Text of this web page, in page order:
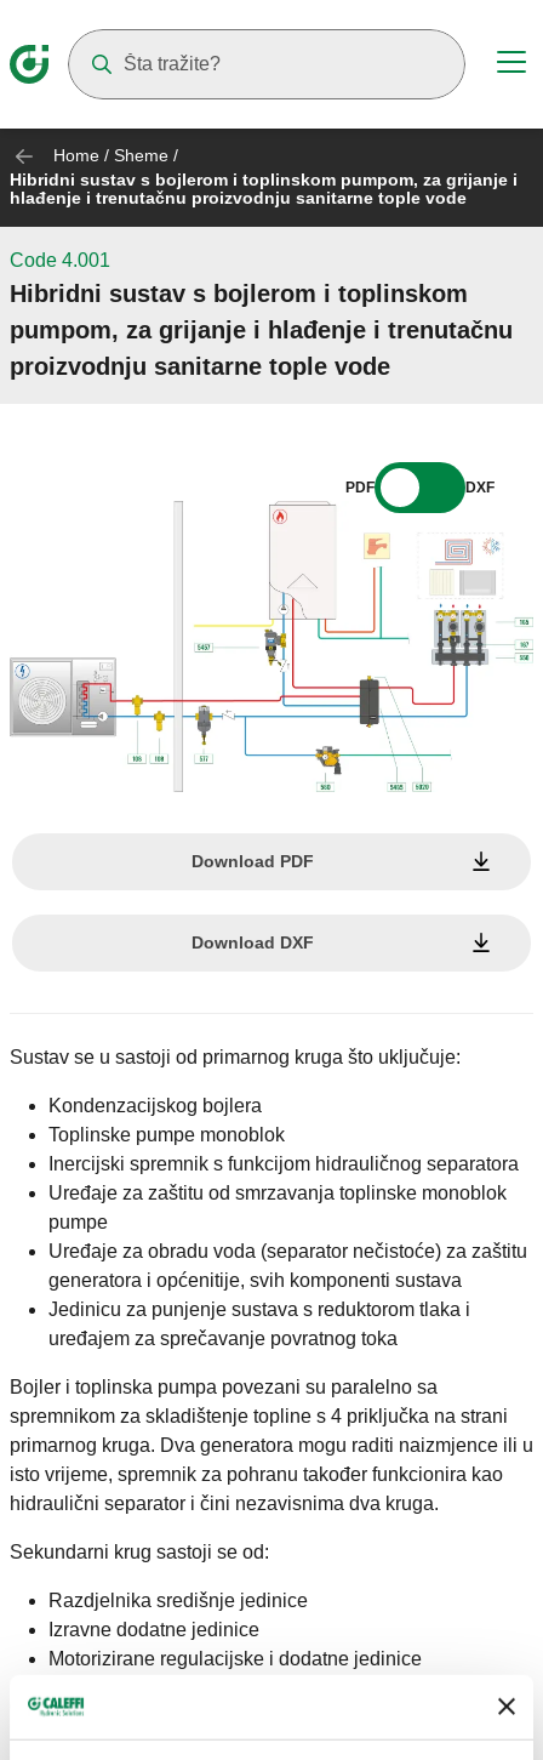
Home / Sheme /
Hibridni sustav s bojlerom i toplinskom pumpom, za grijanje i
hlađenje i trenutačnu proizvodnju sanitarne tople vode
Code 4.001
Hibridni sustav s bojlerom i toplinskom
pumpom, za grijanje i hlađenje i trenutačnu
proizvodnju sanitarne tople vode
PDF DXF
Download PDF
Download DXF
Sustav se u sastoji od primarnog kruga što uključuje:
Kondenzacijskog bojlera
Toplinske pumpe monoblok
Inercijski spremnik s funkcijom hidrauličnog separatora
Uređaje za zaštitu od smrzavanja toplinske monoblok
pumpe
Uređaje za obradu voda (separator nečistoće) za zaštitu
generatora i općenitije, svih komponenti sustava
Jedinicu za punjenje sustava s reduktorom tlaka i
uređajem za sprečavanje povratnog toka
Bojler i toplinska pumpa povezani su paralelno sa
spremnikom za skladištenje topline s 4 priključka na strani
primarnog kruga. Dva generatora mogu raditi naizmjence ili u
isto vrijeme, spremnik za pohranu također funkcionira kao
hidraulični separator i čini nezavisnima dva kruga.
Sekundarni krug sastoji se od:
Razdjelnika središnje jedinice
Izravne dodatne jedinice
Motorizirane regulacijske i dodatne jedinice
Ovo se rješenje općenito koristi u sljedećim slučajevima: